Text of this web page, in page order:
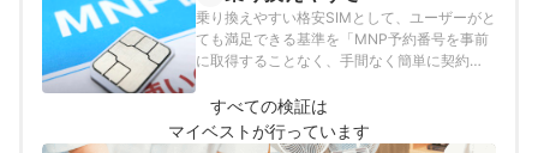
2026年7月2日時点の情報をもとに検証を行っ
ています。
乗り換えやすい格安SIMとして、ユーザーがと
ても満足できる基準を「MNP予約番号を事前
に取得することなく、手間なく簡単に契約で
した。なお、スコアが同率1位である場合、そ
れぞれのサービスでNo.1表示をしています。
すべての検証は
マイベストが行っています